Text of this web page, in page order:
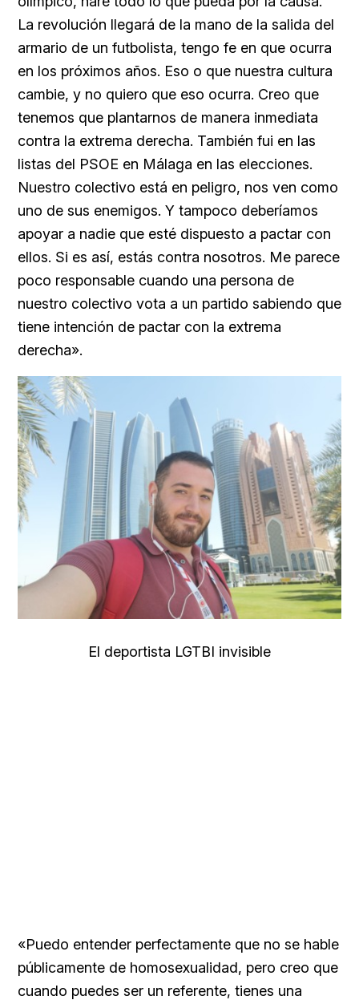
La revolución llegará de la mano de la salida del
armario de un futbolista, tengo fe en que ocurra
en los próximos años. Eso o que nuestra cultura
cambie, y no quiero que eso ocurra. Creo que
tenemos que plantarnos de manera inmediata
contra la extrema derecha. También fui en las
listas del PSOE en Málaga en las elecciones.
Nuestro colectivo está en peligro, nos ven como
uno de sus enemigos. Y tampoco deberíamos
apoyar a nadie que esté dispuesto a pactar con
ellos. Si es así, estás contra nosotros. Me parece
poco responsable cuando una persona de
nuestro colectivo vota a un partido sabiendo que
tiene intención de pactar con la extrema
derecha».
El deportista LGTBI invisible
«Puedo entender perfectamente que no se hable
públicamente de homosexualidad, pero creo que
cuando puedes ser un referente, tienes una